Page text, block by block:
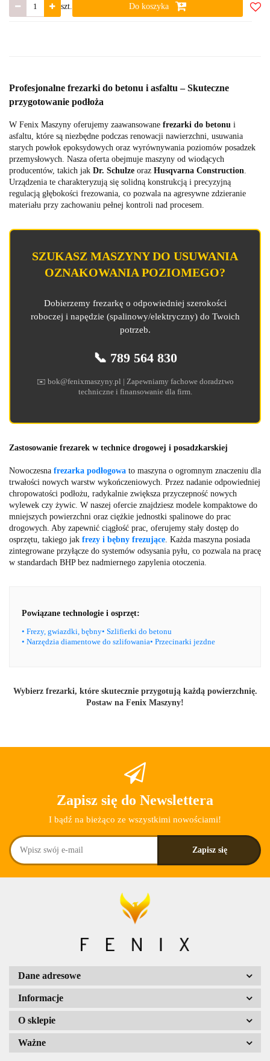
szt. Do koszyka
Profesjonalne frezarki do betonu i asfaltu – Skuteczne
przygotowanie podłoża
W Fenix Maszyny oferujemy zaawansowane frezarki do betonu i
asfaltu, które są niezbędne podczas renowacji nawierzchni, usuwania
starych powłok epoksydowych oraz wyrównywania poziomów posadzek
przemysłowych. Nasza oferta obejmuje maszyny od wiodących
producentów, takich jak Dr. Schulze oraz Husqvarna Construction
Urządzenia te charakteryzują się solidną konstrukcją i precyzyjną
regulacją głębokości frezowania, co pozwala na agresywne zdzieranie
materiału przy zachowaniu pełnej kontroli nad procesem.
SZUKASZ MASZYNY DO USUWANIA
OZNAKOWANIA POZIOMEGO?
Dobierzemy frezarkę o odpowiedniej szerokości
roboczej i napędzie (spalinowy/elektryczny) do Twoich
potrzeb.
📞 789 564 830
✉️ bok@fenixmaszyny.pl | Zapewniamy fachowe doradztwo
techniczne i finansowanie dla firm.
Zastosowanie frezarek w technice drogowej i posadzkarskiej
Nowoczesna frezarka podłogowa to maszyna o ogromnym znaczeniu dla
trwałości nowych warstw wykończeniowych. Przez nadanie odpowiedniej
chropowatości podłożu, radykalnie zwiększa przyczepność nowych
wylewek czy żywic. W naszej ofercie znajdziesz modele kompaktowe do
mniejszych powierzchni oraz ciężkie jednostki spalinowe do prac
drogowych. Aby zapewnić ciągłość prac, oferujemy stały dostęp do
osprzętu, takiego jak frezy i bębny frezujące. Każda maszyna posiada
zintegrowane przyłącze do systemów odsysania pyłu, co pozwala na pracę
w standardach BHP bez nadmiernego zapylenia otoczenia.
Powiązane technologie i osprzęt:
• Frezy, gwiazdki, bębny• Szlifierki do betonu
• Narzędzia diamentowe do szlifowania• Przecinarki jezdne
Wybierz frezarki, które skutecznie przygotują każdą powierzchnię.
Postaw na Fenix Maszyny!
Zapisz się do Newslettera
I bądź na bieżąco ze wszystkimi nowościami!
Dane adresowe
Informacje
O sklepie
Ważne